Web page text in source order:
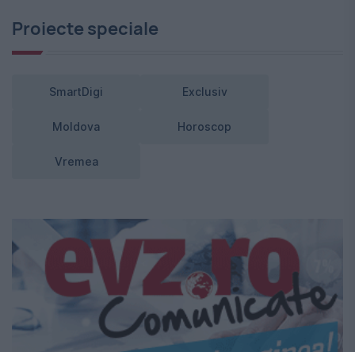
Proiecte speciale
SmartDigi Exclusiv
Moldova Horoscop
Vremea